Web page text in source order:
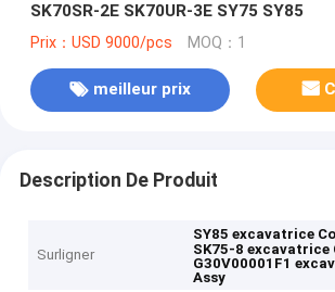
SK70SR-2E SK70UR-3E SY75 SY85
Prix：USD 9000/pcs MOQ：1
meilleur prix
Description De Produit
Surligner
SY85 excavatrice
SK75-8 excavatrice
G30V00001F1
Assy